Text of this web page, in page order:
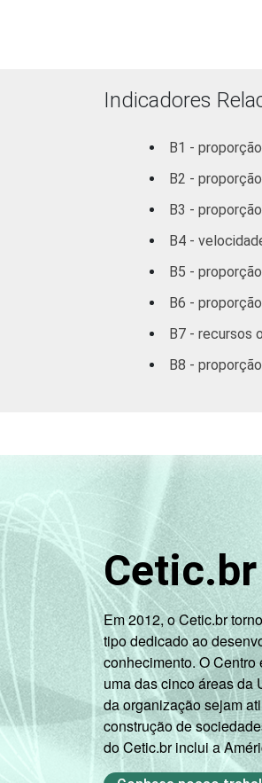
2A categoria
Limpeza
Veja a tabela de
Fonte: NIC.br -
Indicadores
B1 -
B2 -
B3 -
B4 -
B5 -
B6 -
B7 - recursos
B8 -
Em 2012, o Cetic.br
tipo dedicado ao
conhecimento. O
uma das cinco áreas da
da organização sejam
construção de
do Cetic.br inclui a